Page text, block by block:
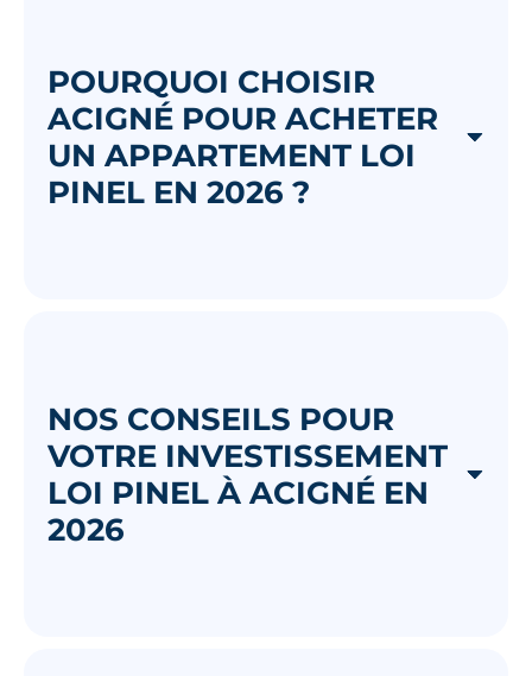
POURQUOI CHOISIR
ACIGNÉ POUR ACHETER
UN APPARTEMENT LOI
PINEL EN 2026 ?
NOS CONSEILS POUR
VOTRE INVESTISSEMENT
LOI PINEL À ACIGNÉ EN
2026